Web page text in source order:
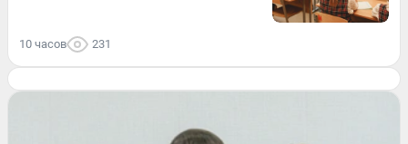
10 часов 231